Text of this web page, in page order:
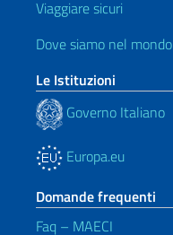
Viaggiare sicuri
Dove siamo nel mondo
Le Istituzioni
Governo Italiano
Europa.eu
Domande frequenti
Faq – MAECI